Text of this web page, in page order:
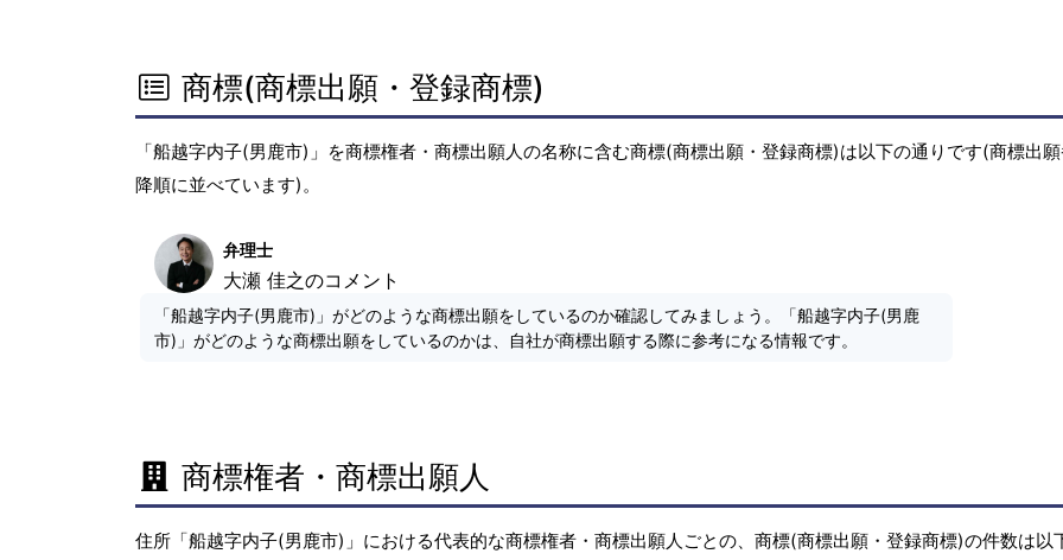
商標(商標出願・登録商標)
「船越字内子(男鹿市)」を商標権者・商標出願人の名称に含む商標(商標出願・登録商標)は以下の通りです(商標出
降順に並べています)。
弁理士
大瀬 佳之のコメント
「船越字内子(男鹿市)」がどのような商標出願をしているのか確認してみましょう。「船越字内子(男鹿
市)」がどのような商標出願をしているのかは、自社が商標出願する際に参考になる情報です。
商標権者・商標出願人
住所「船越字内子(男鹿市)」における代表的な商標権者・商標出願人ごとの、商標(商標出願・登録商標)の件数は以